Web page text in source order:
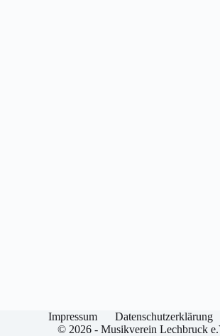
Impressum Datenschutzerklärung
© 2026 - Musikverein Lechbruck